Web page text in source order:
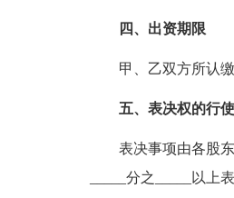
四、出资期限
甲、乙双方所认
五、表决权的行使
表决事项由各股
_____分之_____以